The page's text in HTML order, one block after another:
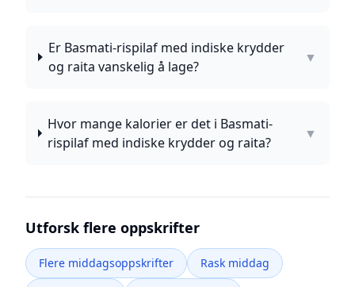
Er Basmati-rispilaf med indiske krydder
og raita vanskelig å lage?
▼
Hvor mange kalorier er det i Basmati-
rispilaf med indiske krydder og raita?
▼
Utforsk flere oppskrifter
Flere middagsoppskrifter
Rask middag